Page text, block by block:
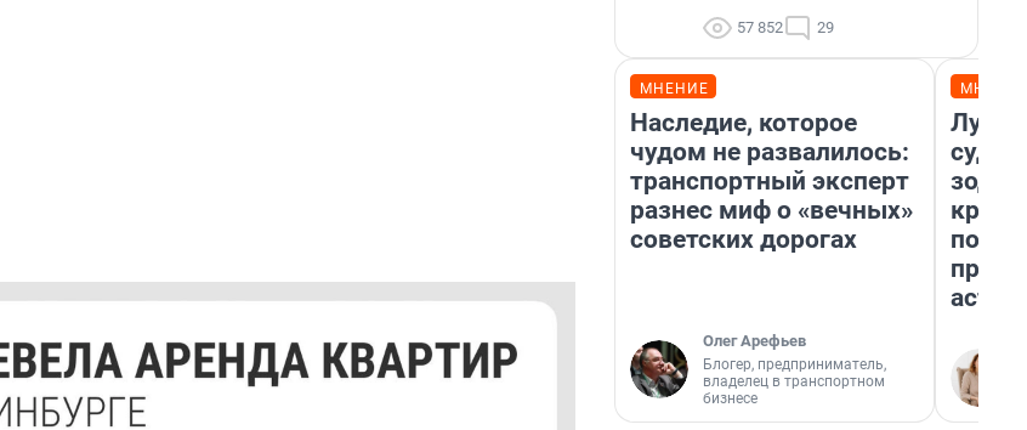
57 852 29
МНЕНИЕ
Наследие, которое
чудом не развалилось:
транспортный эксперт
разнес миф о «вечных»
советских дорогах
Олег Арефьев
Блогер, предприниматель,
владелец в транспортном
бизнесе
Луна